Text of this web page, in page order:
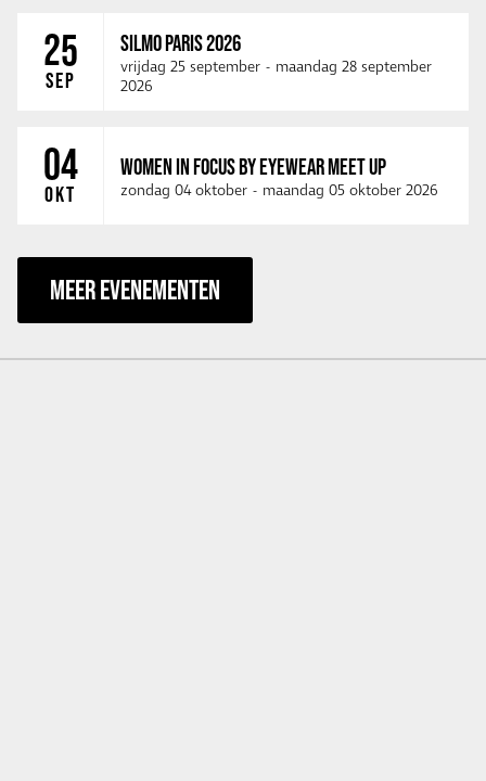
25
SEP
SILMO PARIS 2026
vrijdag 25 september - maandag 28 september
2026
04
OKT
WOMEN IN FOCUS BY EYEWEAR MEET UP
zondag 04 oktober - maandag 05 oktober 2026
MEER EVENEMENTEN